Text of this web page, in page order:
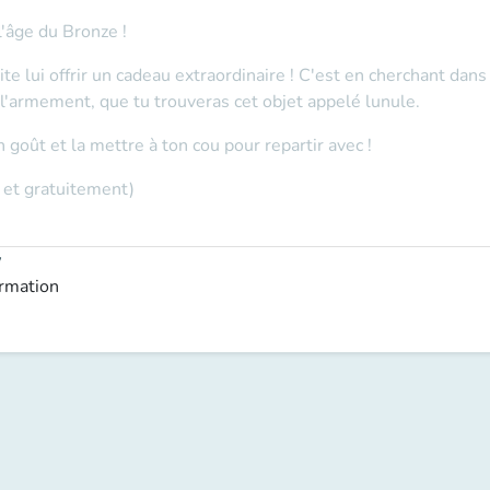
du Bronze !
lui offrir un cadeau extraordinaire ! C'est en cherchant
que tu trouveras cet objet appelé lunule.
et la mettre à ton cou pour repartir avec !
et gratuitement)